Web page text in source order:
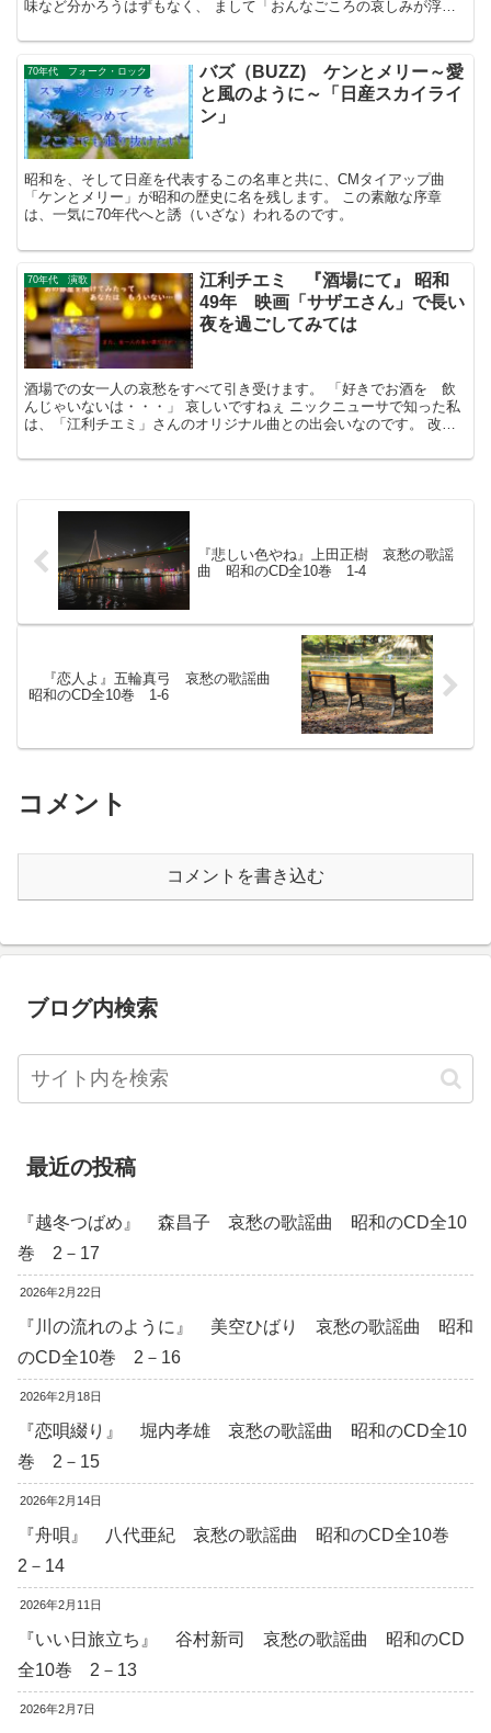
味など分かろうはずもなく、 まして「おんなごころの哀しみが浮世
います。
70年代 フォーク・ロック
バズ（BUZZ) ケンとメリー～愛
と風のように～「日産スカイライ
ン」
昭和を、そして日産を代表するこの名車と共に、CMタイアップ曲
「ケンとメリー」が昭和の歴史に名を残します。 この素敵な序章
は、一気に70年代へと誘（いざな）われるのです。
70年代 演歌
江利チエミ 『酒場にて』 昭和
49年 映画「サザエさん」で長い
夜を過ごしてみては
酒場での女一人の哀愁をすべて引き受けます。 「好きでお酒を 飲
んじゃいないは・・・」 哀しいですねぇ ニックニューサで知った私
は、「江利チエミ」さんのオリジナル曲との出会いなのです。 改め
気持ちの入りようがハンパないのです。 女の人が一人家に帰って
『悲しい色やね』上田正樹 哀愁の歌謡
曲 昭和のCD全10巻 1-4
『恋人よ』五輪真弓 哀愁の歌謡曲
昭和のCD全10巻 1-6
コメント
コメントを書き込む
ブログ内検索
最近の投稿
『越冬つばめ』 森昌子 哀愁の歌謡曲 昭和のCD全10
巻 2－17
2026年2月22日
『川の流れのように』 美空ひばり 哀愁の歌謡曲 昭和
のCD全10巻 2－16
2026年2月18日
『恋唄綴り』 堀内孝雄 哀愁の歌謡曲 昭和のCD全10
巻 2－15
2026年2月14日
『舟唄』 八代亜紀 哀愁の歌謡曲 昭和のCD全10巻
2－14
2026年2月11日
『いい日旅立ち』 谷村新司 哀愁の歌謡曲 昭和のCD
全10巻 2－13
2026年2月7日